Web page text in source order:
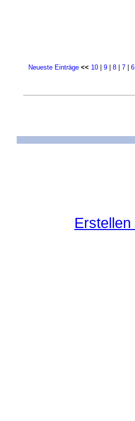
Neueste Einträge << 10 9 8 7 6